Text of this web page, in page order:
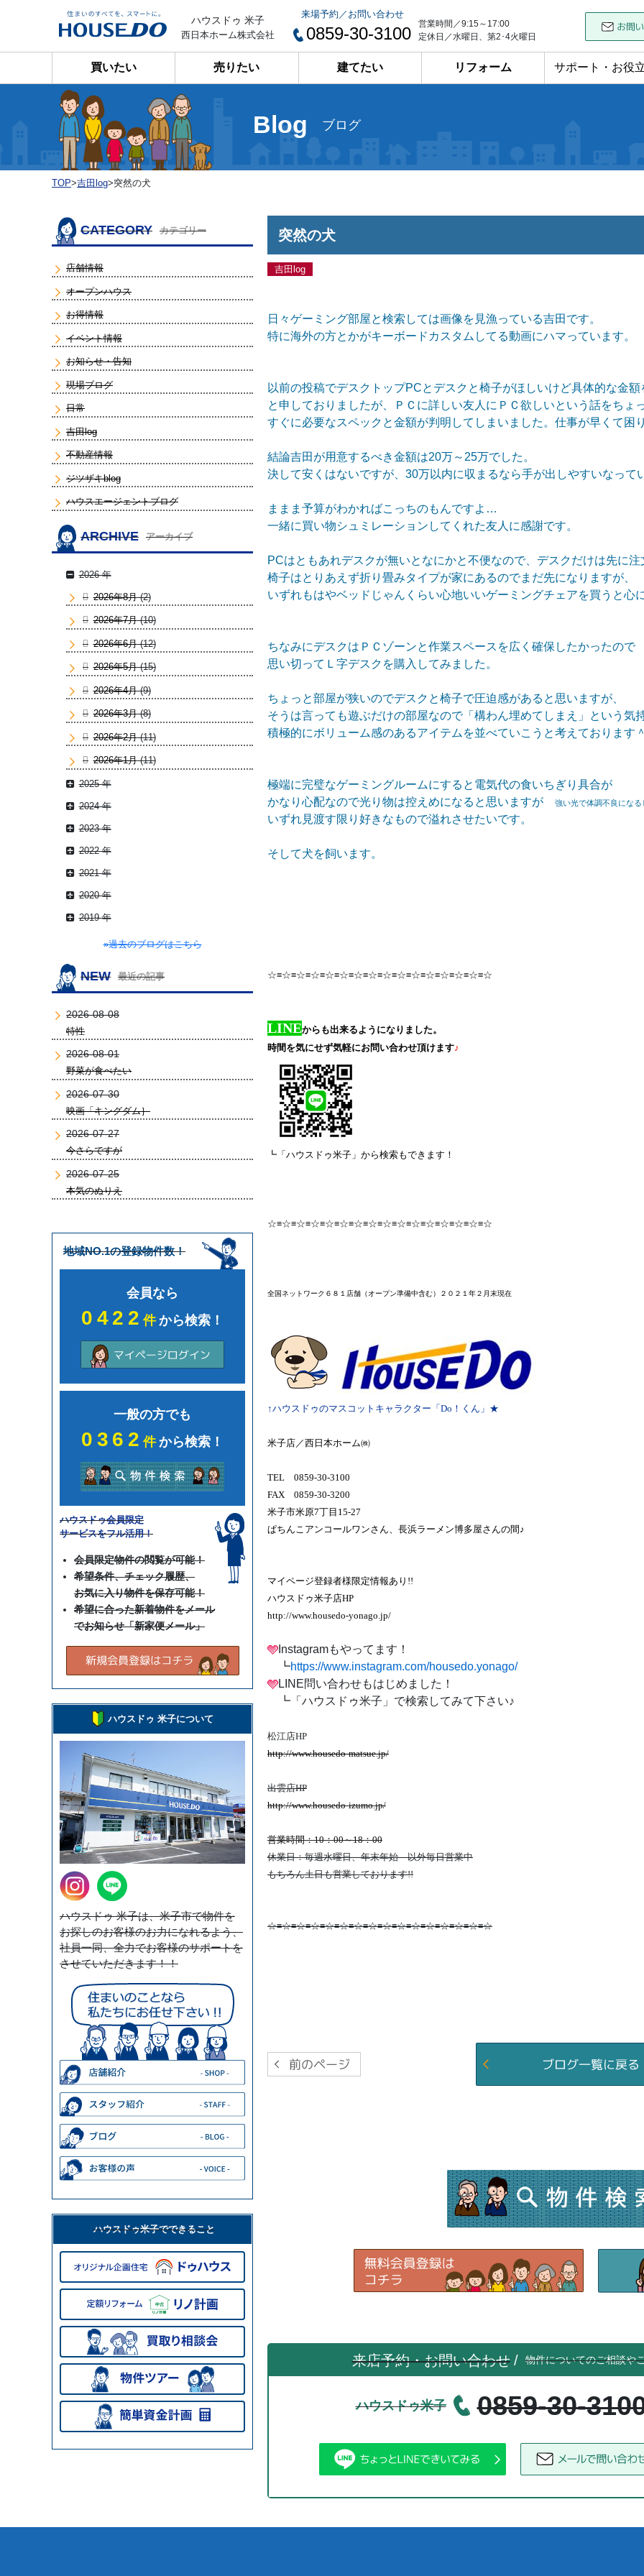
ハウスドゥ 米子
西日本ホーム株式会社
来場予約／お問い合わせ
0859-30-3100
営業時間／9:15～17:00
定休日／水曜日、第2･4火曜日
買いたい 売りたい 建てたい リフォーム サポート・お役
Blog ブログ
TOP>吉田log>突然の犬
突然の犬
吉田log
日々ゲーミング部屋と検索しては画像を見漁っている吉田です。
特に海外の方とかがキーボードカスタムしてる動画にハマっています。
以前の投稿でデスクトップPCとデスクと椅子がほしいけど具体的な金額
と申しておりましたが、ＰＣに詳しい友人にＰＣ欲しいという話をちょ
すぐに必要なスペックと金額が判明してしまいました。仕事が早くて困り
結論吉田が用意するべき金額は20万～25万でした。
決して安くはないですが、30万以内に収まるなら手が出しやすいなって
ままま予算がわかればこっちのもんですよ…
一緒に買い物シュミレーションしてくれた友人に感謝です。
PCはともあれデスクが無いとなにかと不便なので、デスクだけは先に注
椅子はとりあえず折り畳みタイプが家にあるのでまだ先になりますが、
いずれもはやベッドじゃんくらい心地いいゲーミングチェアを買うと心
ちなみにデスクはＰＣゾーンと作業スペースを広く確保したかったので
思い切ってＬ字デスクを購入してみました。
ちょっと部屋が狭いのでデスクと椅子で圧迫感があると思いますが、
そうは言っても遊ぶだけの部屋なので「構わん埋めてしまえ」という気
積極的にボリューム感のあるアイテムを並べていこうと考えております
極端に完璧なゲーミングルームにすると電気代の食いちぎり具合が
かなり心配なので光り物は控えめになると思いますが
強い光で体調不良になる
いずれ見渡す限り好きなもので溢れさせたいです。
そして犬を飼います。
☆≡☆≡☆≡☆≡☆≡☆≡☆≡☆≡☆≡☆≡☆≡☆≡☆≡☆≡☆≡☆
LINEからも出来るようになりました。
時間を気にせず気軽にお問い合わせ頂けます♪
┗「ハウスドゥ米子」から検索もできます！
☆≡☆≡☆≡☆≡☆≡☆≡☆≡☆≡☆≡☆≡☆≡☆≡☆≡☆≡☆≡☆
全国ネットワーク６８１店舗 （オープン準備中含む）２０２１年２月末現在
↑ハウスドゥのマスコットキャラクター「Do！くん」★
米子店／西日本ホーム㈱
TEL 0859-30-3100
FAX 0859-30-3200
米子市米原7丁目15-27
ぱちんこアンコールワンさん、長浜ラーメン博多屋さんの間♪
マイページ登録者様限定情報あり!!
ハウスドゥ米子店HP
http://www.housedo-yonago.jp/
Instagramもやってます！
┗https://www.instagram.com/housedo.yonago/
LINE問い合わせもはじめました！
┗「ハウスドゥ米子」で検索してみて下さい♪
松江店HP
http://www.housedo-matsue.jp/
出雲店HP
http://www.housedo-izumo.jp/
営業時間：10：00～18：00
休業日：毎週水曜日、年末年始 以外毎日営業中
もちろん土日も営業しております!!
☆≡☆≡☆≡☆≡☆≡☆≡☆≡☆≡☆≡☆≡☆≡☆≡☆≡☆≡☆≡☆
来店予約・お問い合わせ / 物件についてのご相談や
ハウスドゥ米子 0859-30-
CATEGORY カテゴリー
店舗情報
オープンハウス
お得情報
イベント情報
お知らせ・告知
現場ブログ
日常
吉田log
不動産情報
ジツザキblog
ハウスエージェントブログ
ARCHIVE アーカイブ
2026 年
2026年8月(2)
2026年7月(10)
2026年6月(12)
2026年5月(15)
2026年4月(9)
2026年3月(8)
2026年2月(11)
2026年1月(11)
2025 年
2024 年
2023 年
2022 年
2021 年
2020 年
2019 年
»過去のブログはこちら
NEW 最近の記事
2026-08-08
特性
2026-08-01
野菜が食べたい
2026-07-30
映画「キングダム｝
2026-07-27
今さらですが
2026-07-25
本気のぬりえ
地域NO.1の登録物件数！
会員なら
0422件から検索！
一般の方でも
0362件から検索！
ハウスドゥ会員限定
サービスをフル活用！
会員限定物件の閲覧が可能！
希望条件、チェック履歴、
お気に入り物件を保存可能！
希望に合った新着物件をメール
でお知らせ「新家便メール」
ハウスドゥ 米子について
ハウスドゥ 米子は、米子市で物件を
お探しのお客様のお力になれるよう、
社員一同、全力でお客様のサポートを
させていただきます！！
ハウスドゥ米子でできること